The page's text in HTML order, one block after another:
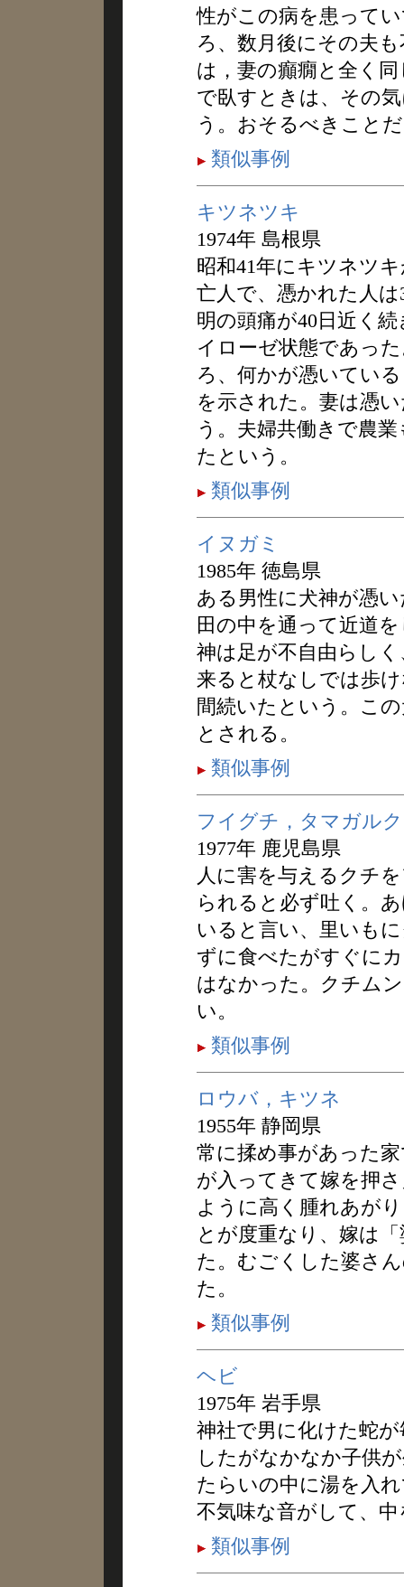
性がこの病を患って
ろ、数月後にその夫
は，妻の癲癇と全く
で臥すときは、その
う。おそるべきこと
類似事例
キツネツキ
1974年 島根県
昭和41年にキツネツ
亡人で、憑かれた人
明の頭痛が40日近く
イローゼ状態であっ
ろ、何かが憑いてい
を示された。妻は憑
う。夫婦共働きで農
たという。
類似事例
イヌガミ
1985年 徳島県
ある男性に犬神が憑
田の中を通って近道
神は足が不自由らし
来ると杖なしでは歩
間続いたという。こ
とされる。
類似事例
フイグチ，タマガル
1977年 鹿児島県
人に害を与えるクチ
られると必ず吐く。
いると言い、里いも
ずに食べたがすぐに
はなかった。クチム
い。
類似事例
ロウバ，キツネ
1955年 静岡県
常に揉め事があった
が入ってきて嫁を押
ように高く腫れあが
とが度重なり、嫁は
た。むごくした婆さ
た。
類似事例
ヘビ
1975年 岩手県
神社で男に化けた蛇
したがなかなか子供
たらいの中に湯を入
不気味な音がして、
類似事例